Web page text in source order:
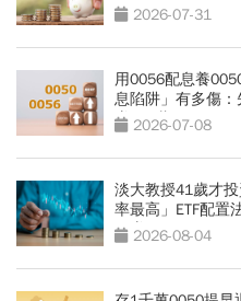
2026-07-31
用0056配息養
息陷阱」有多傷
賺330萬
2026-07-08
淡大教授41歲才
率最高」ETF配置
好賺」
2026-08-04